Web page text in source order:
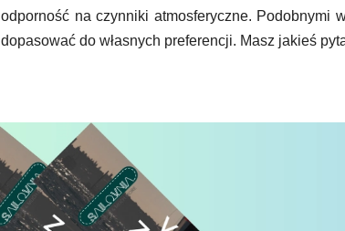
odporność na czynniki atmosferyczne. Podobnymi
dopasować do własnych preferencji. Masz jakieś